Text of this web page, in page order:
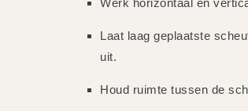
Werk horizontaal én
Laat laag geplaatste
uit.
Houd ruimte tussen de